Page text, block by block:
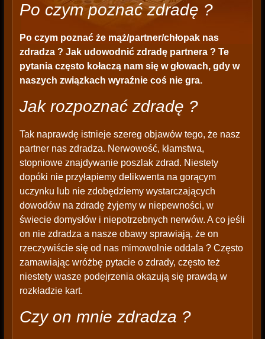
Po czym poznać zdradę ?
Po czym poznać że mąż/partner/chłopak nas
zdradza ? Jak udowodnić zdradę partnera ? Te
pytania często kołaczą nam się w głowach, gdy w
naszych związkach wyraźnie coś nie gra.
Jak rozpoznać zdradę ?
Tak naprawdę istnieje szereg objawów tego, że nasz
partner nas zdradza. Nerwowość, kłamstwa,
stopniowe znajdywanie poszlak zdrad. Niestety
dopóki nie przyłapiemy delikwenta na gorącym
uczynku lub nie zdobędziemy wystarczających
dowodów na zdradę żyjemy w niepewności, w
świecie domysłów i niepotrzebnych nerwów. A co jeśli
on nie zdradza a nasze obawy sprawiają, że on
rzeczywiście się od nas mimowolnie oddala ? Często
zamawiając wróżbę pytacie o zdrady, często też
niestety wasze podejrzenia okazują się prawdą w
rozkładzie kart.
Czy on mnie zdradza ?